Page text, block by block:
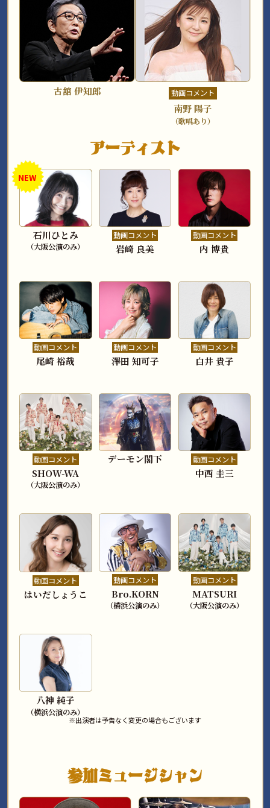
古舘 伊知郎 動画コメント
南野 陽子
（歌唱あり）
アーティスト
NEW
石川ひとみ
（大阪公演のみ）
動画コメント
岩崎 良美
動画コメント
内 博貴
動画コメント
尾崎 裕哉
動画コメント
澤田 知可子
動画コメント
白井 貴子
動画コメント
SHOW-WA
（大阪公演のみ）
デーモン閣下 動画コメント
中西 圭三
動画コメント
はいだしょうこ
動画コメント
Bro.KORN
（横浜公演のみ）
動画コメント
MATSURI
（大阪公演のみ）
八神 純子
（横浜公演のみ）
※出演者は予告なく変更の場合もございます
参加ミュージシャン